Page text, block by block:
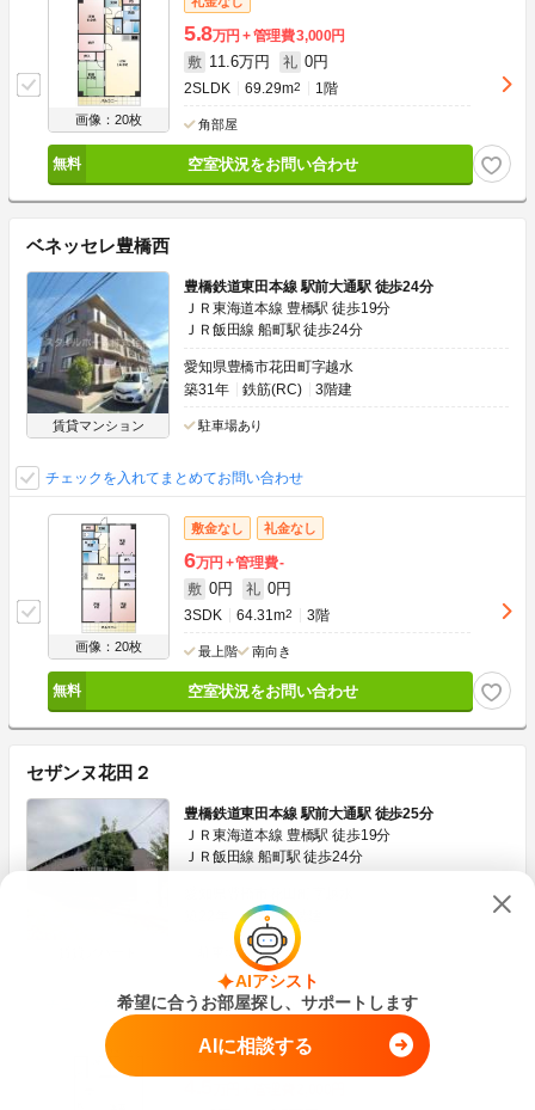
画像：20枚
5.8万円 管理費3,000円
敷 11.6万円 礼 0円
2SLDK 69.29m2 1階
角部屋
空室状況をお問い合わせ
ベネッセレ豊橋西
賃貸マンション
豊橋鉄道東田本線 駅前大通駅 徒歩24分
ＪＲ東海道本線 豊橋駅 徒歩19分
ＪＲ飯田線 船町駅 徒歩24分
愛知県豊橋市花田町字越水
築31年
鉄筋(RC) 3階建
駐車場あり
チェックを入れてまとめてお問い合わせ
画像：20枚
敷金なし 礼金なし
6万円 管理費-
敷 0円 礼 0円
3SDK 64.31m2 3階
最上階 南向き
空室状況をお問い合わせ
セザンヌ花田２
豊橋鉄道東田本線 駅前大通駅 徒歩25分
ＪＲ東海道本線 豊橋駅 徒歩19分
ＪＲ飯田線 船町駅 徒歩24分
木造 2階建
駐車場あり
チェックを入れてまとめてお問い合わせ
敷金なし
AIアシスト
希望に合うお部屋探し、サポートします
AIに相談する